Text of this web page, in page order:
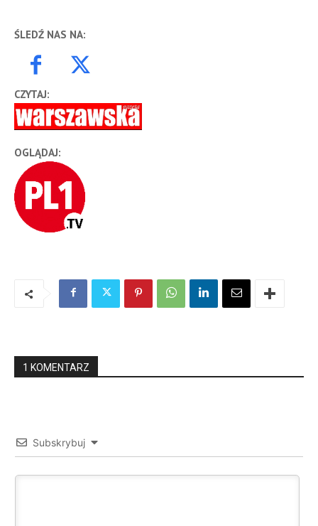
ŚLEDŹ NAS NA:
CZYTAJ:
OGLĄDAJ:
1 KOMENTARZ
Subskrybuj